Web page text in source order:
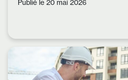
Publié le 20 mai 2026